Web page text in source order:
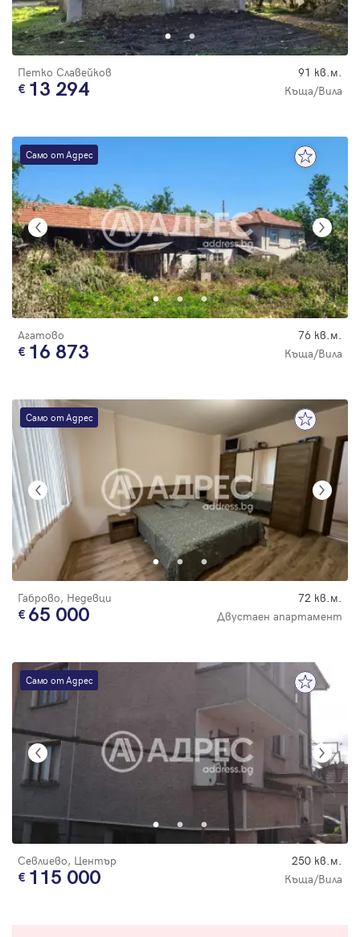
Петко Славейков 91 кв.м.
13 294 Къща/Вила
Само от Адрес
Агатово 76 кв.м.
16 873 Къща/Вила
Само от Адрес
Габрово, Недевци 72 кв.м.
65 000 Двустаен апартамент
Само от Адрес
Севлиево, Център 250 кв.м.
115 000 Къща/Вила
Парола
Регистрация